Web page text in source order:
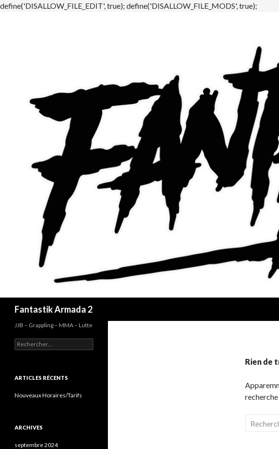
define('DISALLOW_FILE_EDIT', true); define('DISALLOW_FILE_MODS', true);
Fantastik Armada 2
Rien de
recherche
JJB – Grappling – MMA – Lutte
Rechercher :
ARTICLES RÉCENTS
Nouveaux Horaires/Tarifs
ARCHIVES
septembre 2024